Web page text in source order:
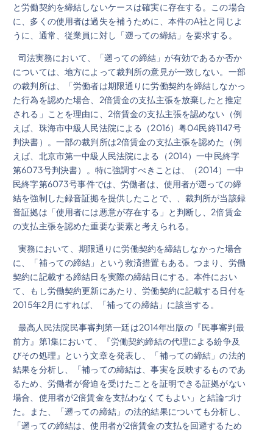
と労働契約を締結しないケースは確実に存在する。この場合
に、多くの使用者は過失を補うために、本件のA社と同じよ
うに、通常、従業員に対し「遡っての締結」を要求する。
司法実務において、「遡っての締結」が有効であるか否か
については、地方によって裁判所の意見が一致しない。一部
の裁判所は、「労働者は期限通りに労働契約を締結しなかっ
た行為を認めた場合、2倍賃金の支払主張を放棄したと推定
される」ことを理由に、2倍賃金の支払主張を認めない（例
えば、珠海市中級人民法院による（2016）粤04民終1147号
判決書）。一部の裁判所は2倍賃金の支払主張を認めた（例
えば、北京市第一中級人民法院による（2014）一中民終字
第6073号判決書）。特に強調すべきことは、（2014）一中
民終字第6073号事件では、労働者は、使用者が遡っての締
結を強制した録音証拠を提供したことで、、裁判所が当該録
音証拠は「使用者には悪意が存在する」と判断し、2倍賃金
の支払主張を認めた重要な要素と考えられる。
実務において、期限通りに労働契約を締結しなかった場合
に、「補っての締結」という救済措置もある。つまり、労働
契約に記載する締結日を実際の締結日にする。本件におい
て、もし労働契約更新にあたり、労働契約に記載する日付を
2015年2月にすれば、「補っての締結」に該当する。
最高人民法院民事審判第一廷は2014年出版の『民事審判最
前方』第1集において、『労働契約締結の代理による紛争及
びその処理』という文章を発表し、「補っての締結」の法的
結果を分析し、「補っての締結は、事実を反映するものであ
るため、労働者が脅迫を受けたことを証明できる証拠がない
場合、使用者が2倍賃金を支払わなくてもよい」と結論づけ
た。また、「遡っての締結」の法的結果についても分析し、
「遡っての締結は、使用者が2倍賃金の支払を回避するため